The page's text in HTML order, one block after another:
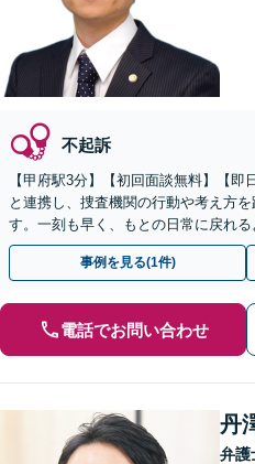
不起訴
【甲府駅3分】【初回面談無料】【
と連携し、捜査機関の行動や考え方
す。一刻も早く、もとの日常に戻れ
ご相談ください【休日・夜間面談可
事例を見る(1件)
電話でお問い合わせ
丹
弁護